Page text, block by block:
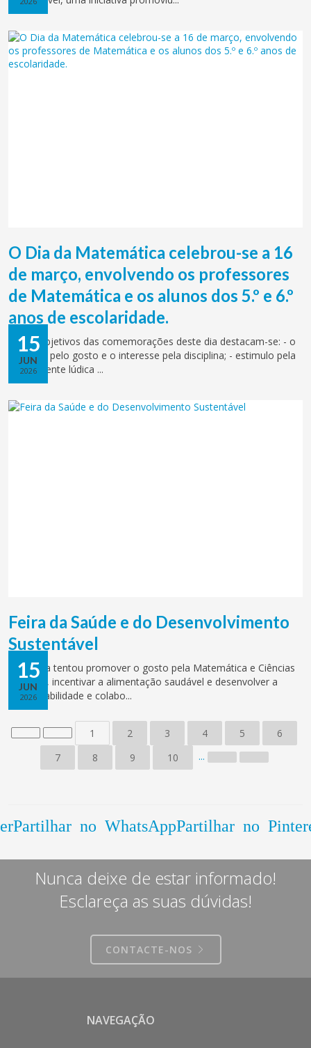
15
JUN
2026
O Dia da Matemática celebrou-se a 16
de março, envolvendo os professores
de Matemática e os alunos dos 5.º e 6.º
anos de escolaridade.
Como objetivos das comemorações deste dia destacam-se: - o
estimulo pelo gosto e o interesse pela disciplina; - estimulo pela
componente lúdica ...
15
JUN
2026
Feira da Saúde e do Desenvolvimento
Sustentável
Esta feira tentou promover o gosto pela Matemática e Ciências
Naturais, incentivar a alimentação saudável e desenvolver a
responsabilidade e colabo...
1 2 3 4 5
6
7
8 9 10 ...
Partilhar no WhatsAppPartilhar no
Nunca deixe de estar informado!
Esclareça as suas dúvidas!
CONTACTE-NOS
NAVEGAÇÃO